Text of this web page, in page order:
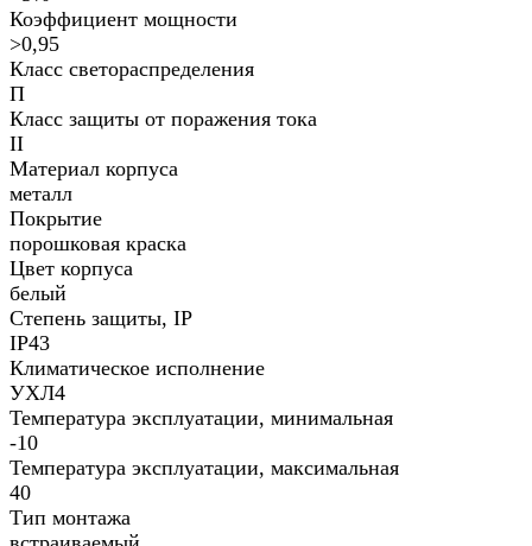
Коэффициент мощности
>0,95
Класс светораспределения
П
Класс защиты от поражения тока
II
Материал корпуса
металл
Покрытие
порошковая краска
Цвет корпуса
белый
Степень защиты, IP
IP43
Климатическое исполнение
УХЛ4
Температура эксплуатации, минимальная
-10
Температура эксплуатации, максимальная
40
Тип монтажа